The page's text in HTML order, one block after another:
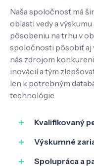
Naša spoločnosť má
oblasti vedy a
pôsobeniu na trhu v
spoločnosti pôsobiť aj
nás zdrojom
inovácií a tým
len k potrebným
technológie.
Kvalifikovaný
Výskumné
Spolupráca a